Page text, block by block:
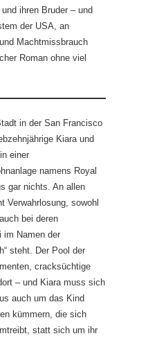
ihren Bruder – und
der USA, an
Machtmissbrauch
Roman ohne viel
in der San Francisco
Kiara und
einer
namens Royal
gar nichts. An allen
Verwahrlosung, sowohl
bei deren
im Namen der
steht. Der Pool der
cracksüchtige
– und Kiara muss sich
auch um das Kind
kümmern, die sich
statt sich um ihr